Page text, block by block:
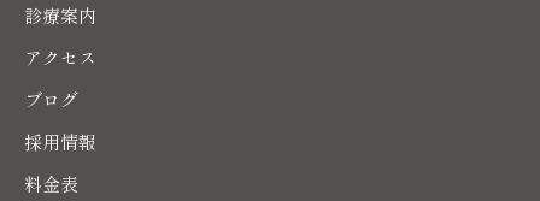
診療案内
アクセス
ブログ
採用情報
料金表